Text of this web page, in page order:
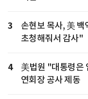
3
손현보 목사, 美
초청해줘서 감사"
4
美법원 "대통령은
연회장 공사 제동